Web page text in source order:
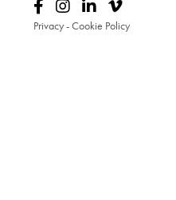
Privacy-Cookie Policy